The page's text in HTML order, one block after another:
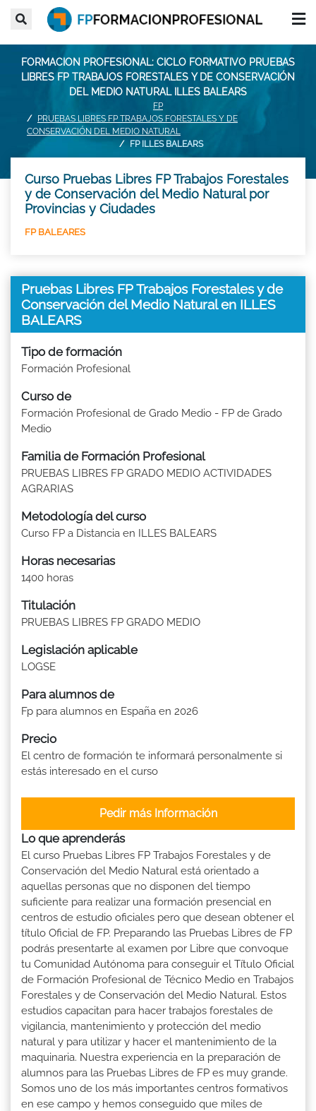
FORMACION PROFESIONAL: CICLO FORMATIVO PRUEBAS
LIBRES FP TRABAJOS FORESTALES Y DE CONSERVACIÓN
DEL MEDIO NATURAL ILLES BALEARS
FP
PRUEBAS LIBRES FP TRABAJOS FORESTALES Y DE
CONSERVACIÓN DEL MEDIO NATURAL
FP ILLES BALEARS
Curso Pruebas Libres FP Trabajos Forestales
y de Conservación del Medio Natural por
Provincias y Ciudades
FP BALEARES
Pruebas Libres FP Trabajos Forestales y de
Conservación del Medio Natural en ILLES
BALEARS
Tipo de formación
Formación Profesional
Curso de
Formación Profesional de Grado Medio - FP de Grado
Medio
Familia de Formación Profesional
PRUEBAS LIBRES FP GRADO MEDIO ACTIVIDADES
AGRARIAS
Metodología del curso
Curso FP a Distancia en ILLES BALEARS
Horas necesarias
1400 horas
Titulación
PRUEBAS LIBRES FP GRADO MEDIO
Legislación aplicable
LOGSE
Para alumnos de
Fp para alumnos en España en 2026
Precio
El centro de formación te informará personalmente si
estás interesado en el curso
Pedir más Información
Lo que aprenderás
El curso Pruebas Libres FP Trabajos Forestales y de
Conservación del Medio Natural está orientado a
aquellas personas que no disponen del tiempo
suficiente para realizar una formación presencial en
centros de estudio oficiales pero que desean obtener el
título Oficial de FP. Preparando las Pruebas Libres de FP
podrás presentarte al examen por Libre que convoque
tu Comunidad Autónoma para conseguir el Título Oficial
de Formación Profesional de Técnico Medio en Trabajos
Forestales y de Conservación del Medio Natural. Estos
estudios capacitan para hacer trabajos forestales de
vigilancia, mantenimiento y protección del medio
natural y para utilizar y hacer el mantenimiento de la
maquinaria. Nuestra experiencia en la preparación de
alumnos para las Pruebas Libres de FP es muy grande.
Somos uno de los más importantes centros formativos
en ese campo y hemos conseguido que miles de